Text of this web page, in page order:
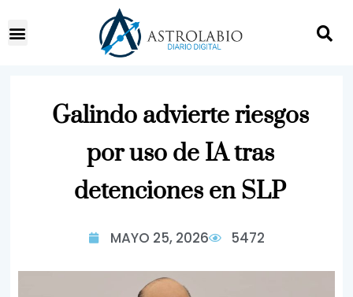
Galindo advierte riesgos
por uso de IA tras
detenciones en SLP
MAYO 25, 2026 5472